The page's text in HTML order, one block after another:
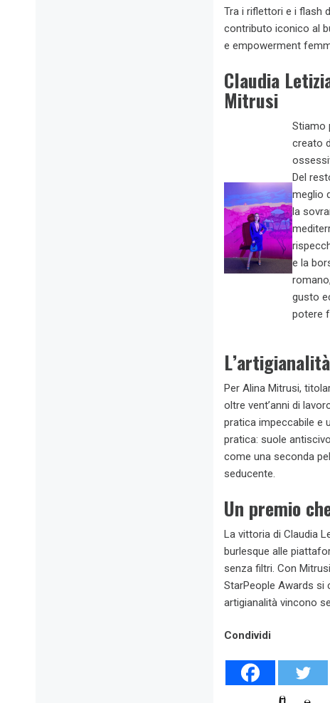
Tra i riflettori e i flash
contributo iconico al
e empowerment
Claudia
Mitrusi
Stiamo
creato
Del
meglio
la
e la
gusto
potere
Per Alina Mitrusi,
oltre vent’anni di
pratica impeccabile e
pratica: suole
come una seconda
seducente.
Un premio
La vittoria di Claudia
burlesque alle
senza filtri. Con
StarPeople Awards si
artigianalità vincono
Condividi